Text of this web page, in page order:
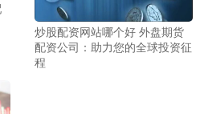
炒股配资网站哪个好 外盘期货
配资公司：助力您的全球投资征
程